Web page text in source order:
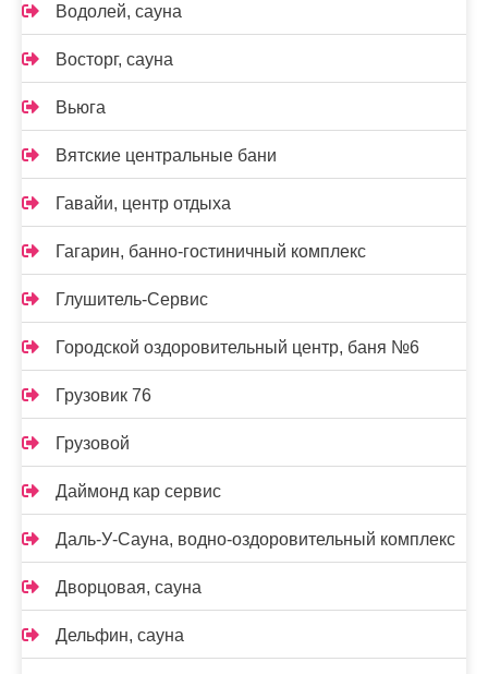
Водолей, сауна
Восторг, сауна
Вьюга
Вятские центральные бани
Гавайи, центр отдыха
Гагарин, банно-гостиничный комплекс
Глушитель-Сервис
Городской оздоровительный центр, баня №6
Грузовик 76
Грузовой
Даймонд кар сервис
Даль-У-Сауна, водно-оздоровительный комплекс
Дворцовая, сауна
Дельфин, сауна